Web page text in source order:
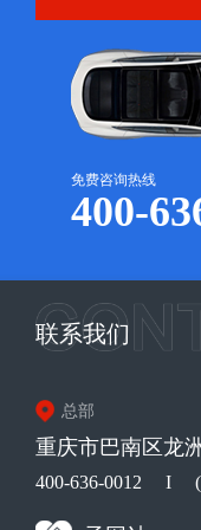
免费咨询热线
400-
联系我们
总部
重庆市巴南区龙
400-636-0012 I